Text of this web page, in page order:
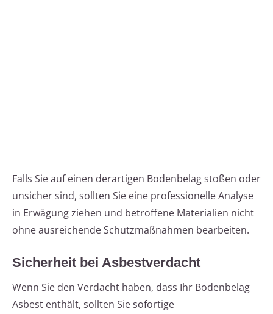
Falls Sie auf einen derartigen Bodenbelag stoßen oder
unsicher sind, sollten Sie eine professionelle Analyse
in Erwägung ziehen und betroffene Materialien nicht
ohne ausreichende Schutzmaßnahmen bearbeiten.
Sicherheit bei Asbestverdacht
Wenn Sie den Verdacht haben, dass Ihr Bodenbelag
Asbest enthält, sollten Sie sofortige